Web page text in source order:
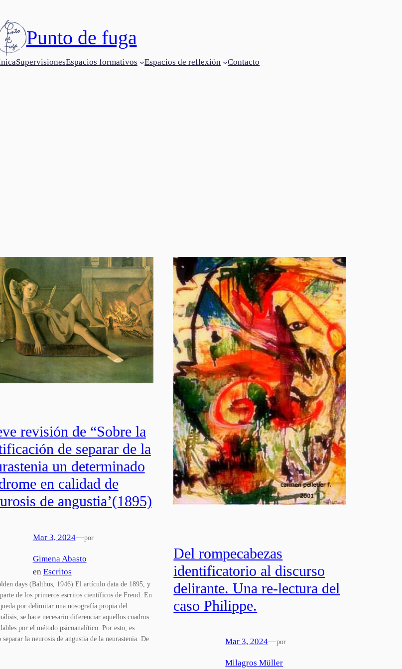
Punto de fuga
SupervisionesEspacios formativos Espacios de reflexión Contacto
revisión de “Sobre la
de separar de la
un determinado
en calidad de
de angustia’(1895)
Mar 3, 2024—por
Gimena Abasto
en Escritos
days (Balthus, 1946) El artículo data de 1895, y
de los primeros escritos científicos de Freud. En
por delimitar una nosografía propia del
se hace necesario diferenciar aquellos cuadros
por el método psicoanalítico. Por esto, es
separar la neurosis de angustia de la neurastenia. De
Del rompecabezas
identificatorio al discurso
delirante. Una re-lectura del
caso Philippe.
Mar 3, 2024—por
Milagros Müller